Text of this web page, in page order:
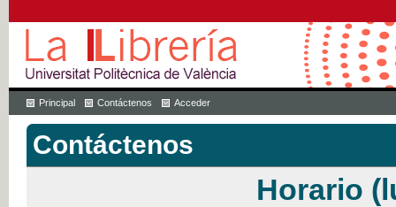
Principal Contáctenos Acceder
Contáctenos
Horario